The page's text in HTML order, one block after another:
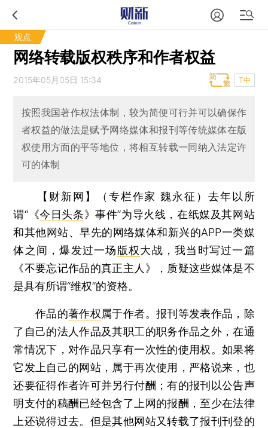
观点
网络转载版权秩序和作者权益
2015年05月05日 15:34 T中
按照我国著作权法体制，较为简便可行并可以确保作
者权益的做法是赋予网络媒体和报刊等传统媒体在版
权使用方面的平等地位，将相互转载一同纳入法定许
可的体制
【财新网】（专栏作家 魏永征） 去年以所
谓“《今日头条》事件”为导火线，在纸媒及其网站
和其他网站、早先的网络媒体和新兴的APP一类媒
体之间，爆发过一场版权大战，我当时写过一篇
《不要忘记作品的真正主人》，质疑这些媒体是不
是具有所谓“维权”的资格。
作品的著作权 属于作者。报刊等发表作品，除
了自己的法人作品及其职工的职务作品之外，在通
常情况下，对作品只享有一次性的使用权。如果将
它发上自己的网站，属于再次使用，严格说来，也
还要征得作者许可并另行付酬；有的报刊以公告声
明支付的稿酬已经包含了上网的报酬，至少在法律
上还说得过去。但是其他网站又转载了报刊刊登的